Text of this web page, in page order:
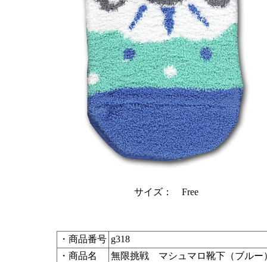
サイズ： Free
・商品番号 g318
・商品名
無限挑戦 マシュマロ靴下（ブルー